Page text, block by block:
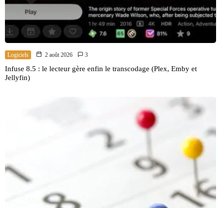
Logiciels 2 août 2026 3
Infuse 8.5 : le lecteur gère enfin le transcodage (Plex, Emby et
Jellyfin)